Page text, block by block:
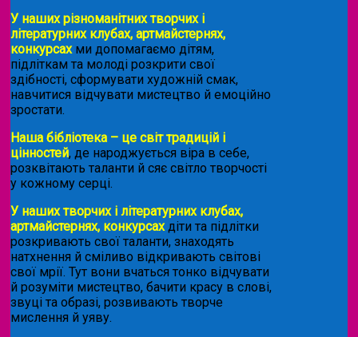
У наших різноманітних творчих і
літературних клубах, артмайстернях,
конкурсахми допомагаємо дітям,
підліткам та молоді розкрити свої
здібності, сформувати художній смак,
навчитися відчувати мистецтво й емоційно
зростати.
Наша бібліотека – це світ традицій і
цінностей, де народжується віра в себе,
розквітають таланти й сяє світло творчості
у кожному серці.
У наших творчих і літературних клубах,
артмайстернях, конкурсахдіти та підлітки
розкривають свої таланти, знаходять
натхнення й сміливо відкривають світові
свої мрії. Тут вони вчаться тонко відчувати
й розуміти мистецтво, бачити красу в слові,
звуці та образі, розвивають творче
мислення й уяву.